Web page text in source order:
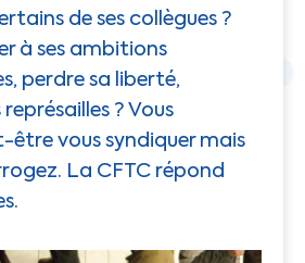
de ses collègues ?
à ses ambitions
perdre sa liberté,
représailles ? Vous
être vous syndiquer mais
La CFTC répond